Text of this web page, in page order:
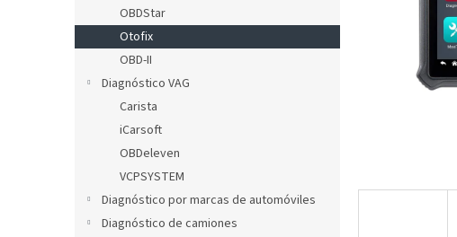
l
OBDStar
Otofix
OBD-II
Diagnóstico VAG
Carista
iCarsoft
OBDeleven
VCPSYSTEM
Diagnóstico por marcas de automóviles
Diagnóstico de camiones